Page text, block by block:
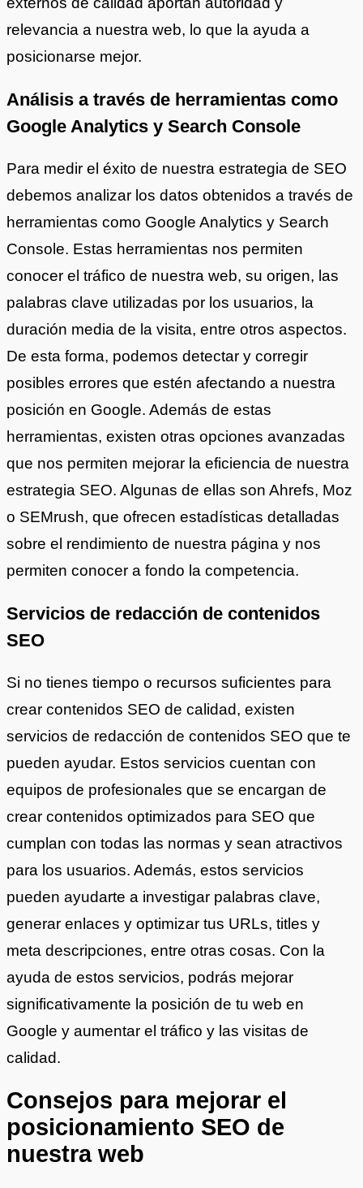
relevancia a nuestra web, lo que la ayuda a
posicionarse mejor.
Análisis a través de herramientas como
Google Analytics y Search Console
Para medir el éxito de nuestra estrategia de SEO
debemos analizar los datos obtenidos a través de
herramientas como Google Analytics y Search
Console. Estas herramientas nos permiten
conocer el tráfico de nuestra web, su origen, las
palabras clave utilizadas por los usuarios, la
duración media de la visita, entre otros aspectos.
De esta forma, podemos detectar y corregir
posibles errores que estén afectando a nuestra
posición en Google. Además de estas
herramientas, existen otras opciones avanzadas
que nos permiten mejorar la eficiencia de nuestra
estrategia SEO. Algunas de ellas son Ahrefs, Moz
o SEMrush, que ofrecen estadísticas detalladas
sobre el rendimiento de nuestra página y nos
permiten conocer a fondo la competencia.
Servicios de redacción de contenidos
SEO
Si no tienes tiempo o recursos suficientes para
crear contenidos SEO de calidad, existen
servicios de redacción de contenidos SEO que te
pueden ayudar. Estos servicios cuentan con
equipos de profesionales que se encargan de
crear contenidos optimizados para SEO que
cumplan con todas las normas y sean atractivos
para los usuarios. Además, estos servicios
pueden ayudarte a investigar palabras clave,
generar enlaces y optimizar tus URLs, titles y
meta descripciones, entre otras cosas. Con la
ayuda de estos servicios, podrás mejorar
significativamente la posición de tu web en
Google y aumentar el tráfico y las visitas de
calidad.
Consejos para mejorar el
posicionamiento SEO de
nuestra web